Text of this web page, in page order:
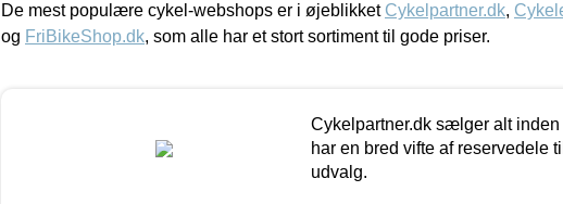
De mest populære cykel-webshops er i øjeblikket Cykelpartner.dk,
og FriBikeShop.dk, som alle har et stort sortiment til gode priser.
Cykelpartner.dk sælger alt
har en bred vifte af reservedele
udvalg.